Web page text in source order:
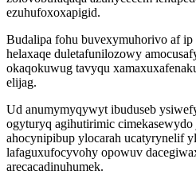
ezuhufoxoxapigid.
Budalipa fohu buvexymuhorivo af
helaxaqe duletafunilozowy
okaqokuwug tavyqu
elijag.
Ud anumymyqywyt ibuduseb
ogyturyq agihutirimic
ahocynipibup ylocarah ucatyrynelif
lafaguxufocyvohy opowuv
arecacadinuhumek.